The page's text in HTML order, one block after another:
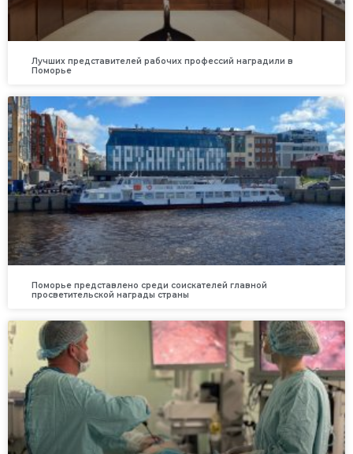
Лучших представителей рабочих профессий наградили в
Поморье
Поморье представлено среди соискателей главной
просветительской награды страны